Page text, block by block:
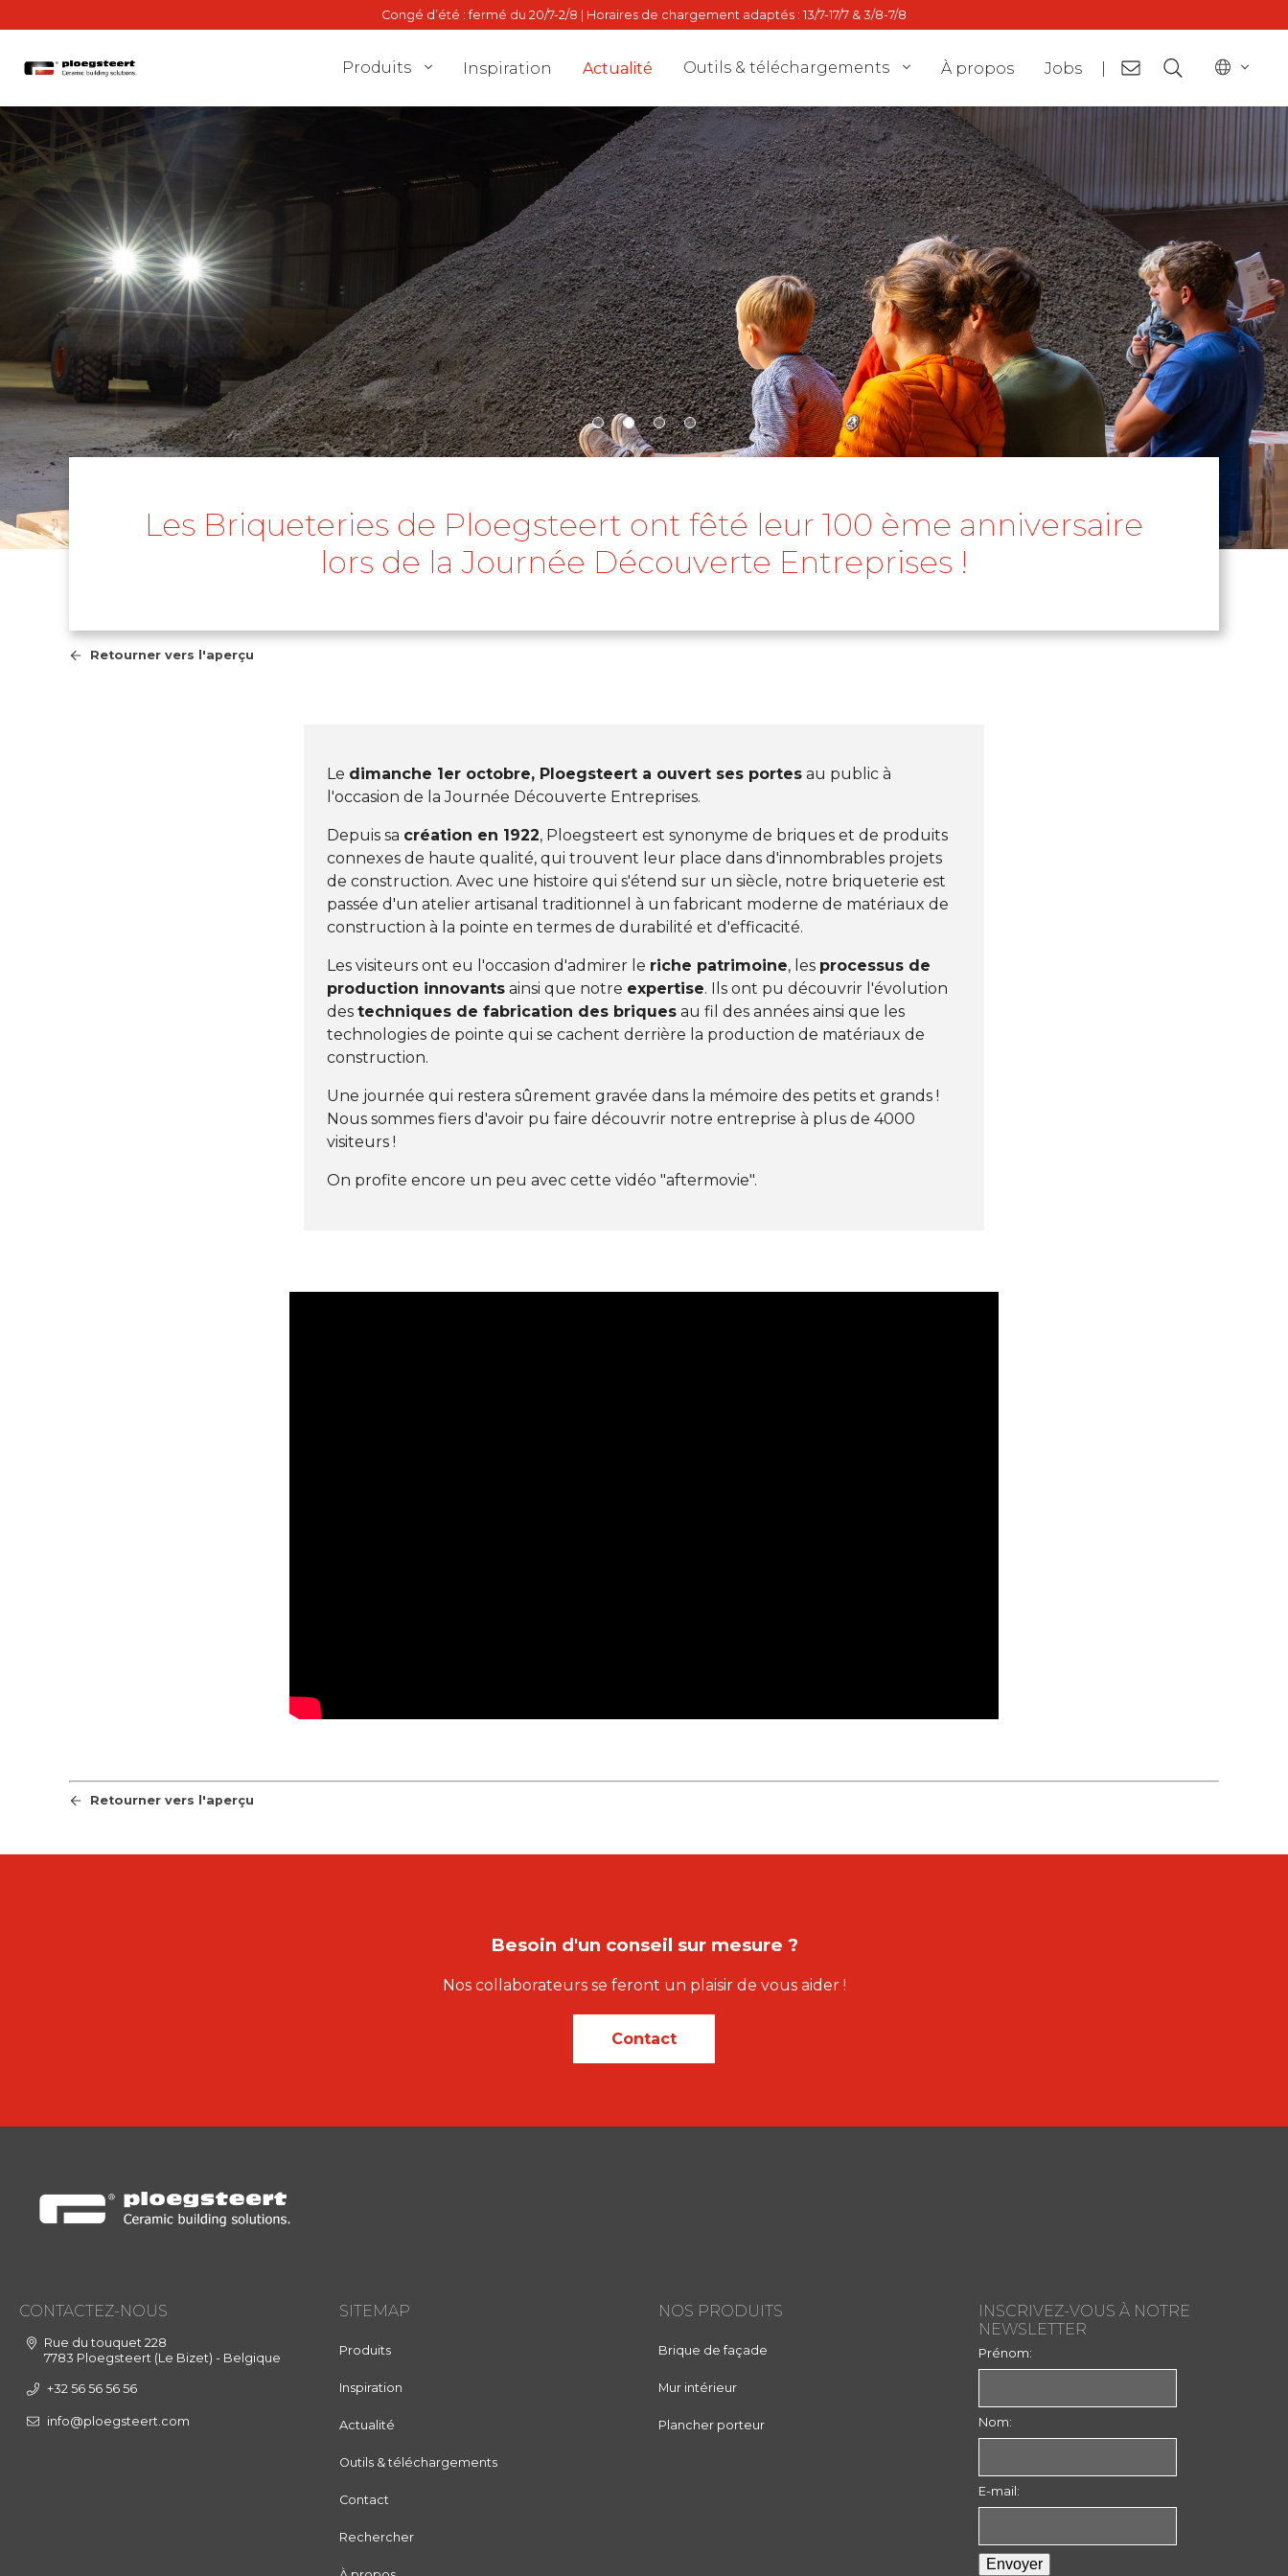
Congé d’été : fermé du 20/7-2/8 | Horaires de chargement adaptés : 13/7-17/7 & 3/8-7/8
Produits
Plancher porteur
Inspiration Actualité Outils & téléchargements
Dealer locator
Stalton Direct
À propos Jobs
Les Briqueteries de Ploegsteert ont fêté leur 100 ème anniversaire
lors de la Journée Découverte Entreprises !
Retourner vers l'aperçu
Le dimanche 1er octobre, Ploegsteert a ouvert ses portes au public à
l'occasion de la Journée Découverte Entreprises.
Depuis sa création en 1922, Ploegsteert est synonyme de briques et de produits
connexes de haute qualité, qui trouvent leur place dans d'innombrables projets
de construction. Avec une histoire qui s'étend sur un siècle, notre briqueterie est
passée d'un atelier artisanal traditionnel à un fabricant moderne de matériaux de
construction à la pointe en termes de durabilité et d'efficacité.
Les visiteurs ont eu l'occasion d'admirer le riche patrimoine, les processus de
production innovants ainsi que notre expertise. Ils ont pu découvrir l'évolution
des techniques de fabrication des briques au fil des années ainsi que les
technologies de pointe qui se cachent derrière la production de matériaux de
construction.
Une journée qui restera sûrement gravée dans la mémoire des petits et grands !
Nous sommes fiers d'avoir pu faire découvrir notre entreprise à plus de 4000
visiteurs !
On profite encore un peu avec cette vidéo "aftermovie".
Retourner vers l'aperçu
Besoin d'un conseil sur mesure ?
Nos collaborateurs se feront un plaisir de vous aider !
Contact
CONTACTEZ-NOUS
Rue du touquet 228
7783 Ploegsteert (Le Bizet) - Belgique
+32 56 56 56 56
info@ploegsteert.com
SITEMAP
Produits
Inspiration
Actualité
Outils & téléchargements
Contact
Rechercher
NOS PRODUITS
Brique de façade
Mur intérieur
Plancher porteur
INSCRIVEZ-VOUS À NOTRE
NEWSLETTER
Prénom:
Nom:
E-mail: